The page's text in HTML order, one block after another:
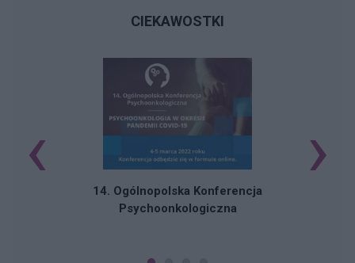
CIEKAWOSTKI
14. Ogólnopolska Konferencja
Psychoonkologiczna
‹ ›